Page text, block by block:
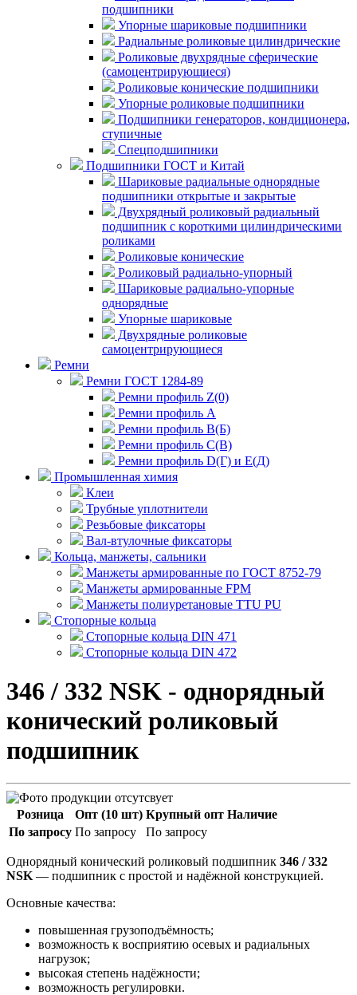
подшипники
Упорные шариковые подшипники
Радиальные роликовые цилиндрические
Роликовые двухрядные сферические
(самоцентрирующиеся)
Роликовые конические подшипники
Упорные роликовые подшипники
Подшипники генераторов, кондиционера,
ступичные
Спецподшипники
Подшипники ГОСТ и Китай
Шариковые радиальные однорядные
подшипники открытые и закрытые
Двухрядный роликовый радиальный
подшипник с короткими цилиндрическими
роликами
Роликовые конические
Роликовый радиально-упорный
Шариковые радиально-упорные
однорядные
Упорные шариковые
Двухрядные роликовые
самоцентрирующиеся
Ремни
Ремни ГОСТ 1284-89
Ремни профиль Z(0)
Ремни профиль А
Ремни профиль В(Б)
Ремни профиль С(В)
Ремни профиль D(Г) и E(Д)
Промышленная химия
Клеи
Трубные уплотнители
Резьбовые фиксаторы
Вал-втулочные фиксаторы
Кольца, манжеты, сальники
Манжеты армированные по ГОСТ 8752-79
Манжеты армированные FPM
Манжеты полиуретановые TTU PU
Стопорные кольца
Стопорные кольца DIN 471
Стопорные кольца DIN 472
346 / 332 NSK - однорядный
конический роликовый
подшипник
Розница Опт (10 шт) Крупный опт Наличие
По запросу По запросу По запросу
Однорядный конический роликовый подшипник 346 / 332
NSK — подшипник с простой и надёжной конструкцией.
Основные качества:
повышенная грузоподъёмность;
возможность к восприятию осевых и радиальных
нагрузок;
высокая степень надёжности;
возможность регулировки.